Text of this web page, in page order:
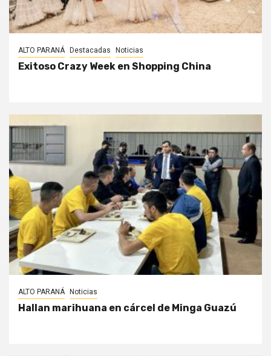
ALTO PARANÁ Destacadas Noticias
Exitoso Crazy Week en Shopping China
ALTO PARANÁ Noticias
Hallan marihuana en cárcel de Minga Guazú